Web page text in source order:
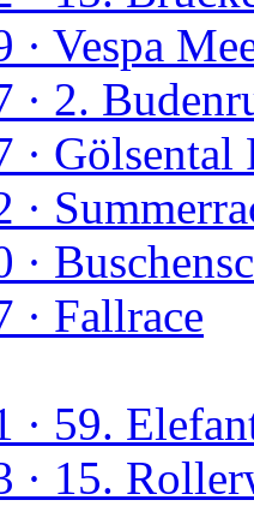
· Vespa
· 2.
· Gölsental
·
·
· Fallrace
· 59.
· 15.